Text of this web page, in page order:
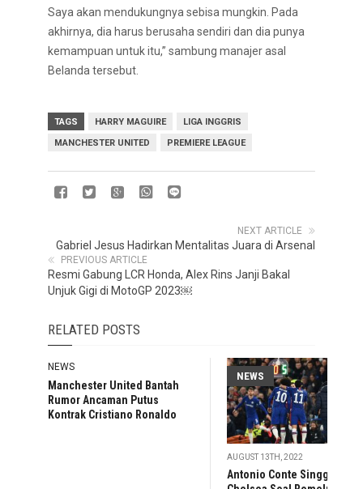
Saya akan mendukungnya sebisa mungkin. Pada
akhirnya, dia harus berusaha sendiri dan dia punya
kemampuan untuk itu,” sambung manajer asal
Belanda tersebut.
TAGS HARRY MAGUIRE
LIGA INGGRIS
MANCHESTER UNITED
PREMIERE LEAGUE
NEXT ARTICLE
Gabriel Jesus Hadirkan Mentalitas Juara di Arsenal
PREVIOUS ARTICLE
Resmi Gabung LCR Honda, Alex Rins Janji Bakal
Unjuk Gigi di MotoGP 2023￼
RELATED POSTS
NEWS
Manchester United Bantah
Rumor Ancaman Putus
Kontrak Cristiano Ronaldo
NEWS
AUGUST 13TH, 2022
Antonio Conte Singgung